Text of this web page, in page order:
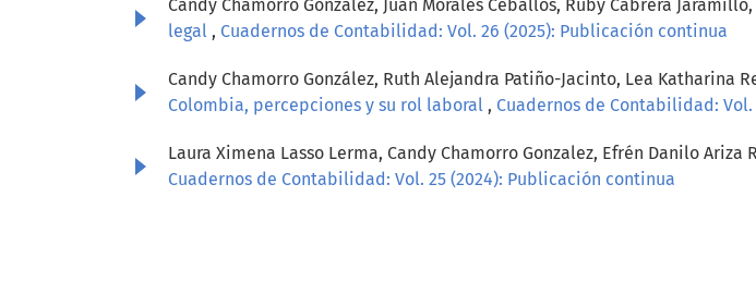
Candy Chamorro Gonzalez, Juan Morales Ceballos, Ruby Cabrera Jaramillo,
legal , Cuadernos de Contabilidad: Vol. 26 (2025): Publicación continua
Candy Chamorro González, Ruth Alejandra Patiño-Jacinto, Lea Katharina
Colombia, percepciones y su rol laboral , Cuadernos de Contabilidad:
Laura Ximena Lasso Lerma, Candy Chamorro Gonzalez, Efrén Danilo Ariza
Cuadernos de Contabilidad: Vol. 25 (2024): Publicación continua